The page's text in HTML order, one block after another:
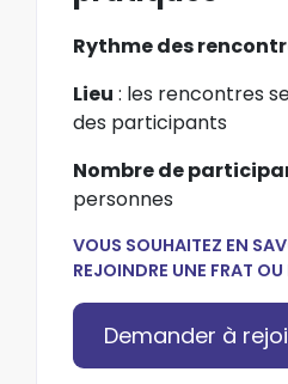
Rythme des
Lieu : les rencontres
des participants
Nombre de
personnes
VOUS SOUHAITEZ EN
REJOINDRE UNE FRAT OU
Demander à